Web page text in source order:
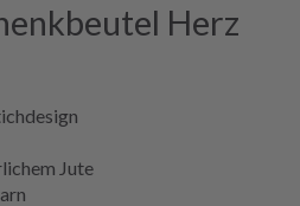
Herz
Jute